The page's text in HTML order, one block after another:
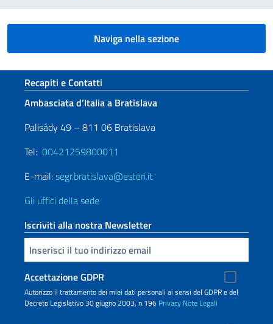
Naviga nella sezione
Sezione footer
Recapiti e Contatti
Ambasciata d’Italia a Bratislava
Palisády 49 – 811 06 Bratislava
Tel: 00421259800011
E-mail:segr.bratislava@esteri.it
Gli uffici della sede
Iscriviti alla nostra Newsletter
Inserisci la tua email
Accettazione GDPR
Autorizzo il trattamento dei miei dati personali ai sensi del GDPR e del
Decreto Legislativo 30 giugno 2003, n.196 Privacy Note Legali